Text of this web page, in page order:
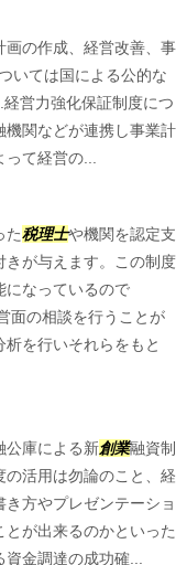
画の作成、経営改善、事
いては国による公的な
営力強化保証制度につ
機関などが連携し事業計
て経営の...
た税理士や機関を認定支
が与えます。この制度
になっているので
面の相談を行うことが
を行いそれらをもと
公庫による新創業融資制
の活用は勿論のこと、経
方やプレゼンテーショ
が出来るのかといった
金調達の成功確...